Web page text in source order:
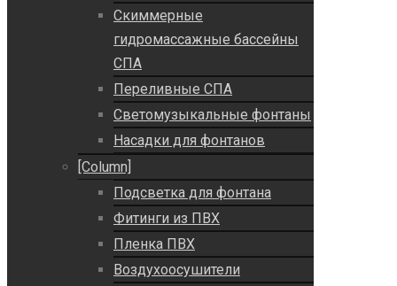
Скиммерные
гидромассажные бассейны
СПА
Переливные СПА
Светомузыкальные фонтаны
Насадки для фонтанов
[Column]
Подсветка для фонтана
Фитинги из ПВХ
Пленка ПВХ
Воздухоосушители